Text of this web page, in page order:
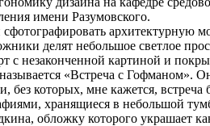
имени Разумовского.
архитектурную
делят небольшое светлое
с незаконченной картиной и
«Встреча с Гофманом».
без которых, мне кажется,
хранящиеся в небольшой
обложку которого украшает